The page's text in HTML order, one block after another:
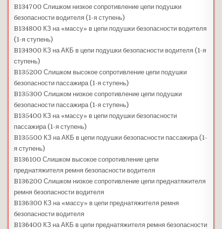
B134700 Слишком низкое сопротивление цепи подушки
безопасности водителя (1-я ступень)
B134800 КЗ на «массу» в цепи подушки безопасности водителя
(1-я ступень)
B134900 КЗ на АКБ в цепи подушки безопасности водителя (1-я
ступень)
B135200 Слишком высокое сопротивление цепи подушки
безопасности пассажира (1-я ступень)
B135300 Слишком низкое сопротивление цепи подушки
безопасности пассажира (1-я ступень)
B135400 КЗ на «массу» в цепи подушки безопасности
пассажира (1-я ступень)
B135500 КЗ на АКБ в цепи подушки безопасности пассажира (1-
я ступень)
B136100 Слишком высокое сопротивление цепи
преднатяжителя ремня безопасности водителя
B136200 Слишком низкое сопротивление цепи преднатяжителя
ремня безопасности водителя
B136300 КЗ на «массу» в цепи преднатяжителя ремня
безопасности водителя
B136400 КЗ на АКБ в цепи преднатяжителя ремня безопасности